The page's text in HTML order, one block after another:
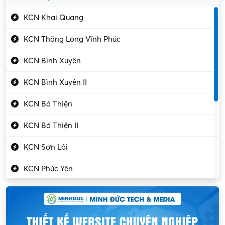
Kỹ sư điện
Kỹ thuật cao
Kỹ thuật mạng – IT
Làm bán thời gian
Lao động phổ thông
Lập trình – Phát triển
Luật – Công chứng
Marketing – PR
Mỹ phẩm – Trang sức
KCN Khai Quang
KCN Thăng Long Vĩnh Phúc
KCN Bình Xuyên
KCN Bình Xuyên II
KCN Bá Thiện
KCN Bá Thiện II
KCN Sơn Lôi
KCN Phúc Yên
KCN Chấn Hưng